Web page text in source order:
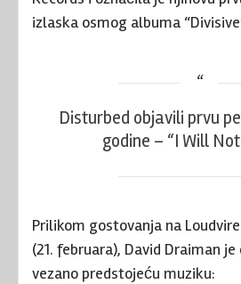
izlaska osmog albuma
Disturbed objavili prvu
godine – “I Will
Prilikom gostovanja na
(21. februara), David Draiman
vezano predstojeću muziku: